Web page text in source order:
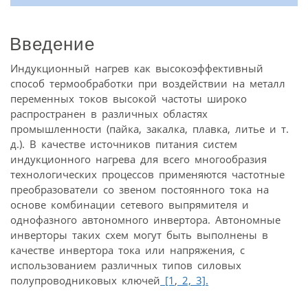
Введение
Индукционный нагрев как высокоэффективный
способ термообработки при воздействии на металл
переменных токов высокой частоты широко
распространен в различных областях
промышленности (пайка, закалка, плавка, литье и т.
д.). В качестве источников питания систем
индукционного нагрева для всего многообразия
технологических процессов применяются частотные
преобразователи со звеном постоянного тока на
основе комбинации сетевого выпрямителя и
однофазного автономного инвертора. Автономные
инверторы таких схем могут быть выполнены в
качестве инвертора тока или напряжения, с
использованием различных типов силовых
полупроводниковых ключей [1 , 2, 3].